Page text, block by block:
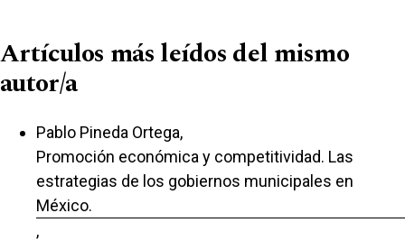
Artículos más leídos del mismo
autor/a
Pablo Pineda Ortega,
Promoción económica y competitividad. Las
estrategias de los gobiernos municipales en
México.
,